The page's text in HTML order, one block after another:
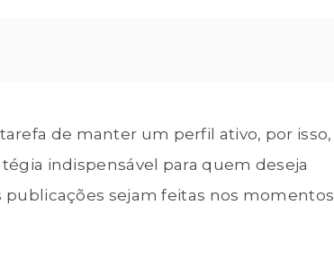
de manter um perfil ativo, por isso,
indispensável para quem deseja
sejam feitas nos momentos